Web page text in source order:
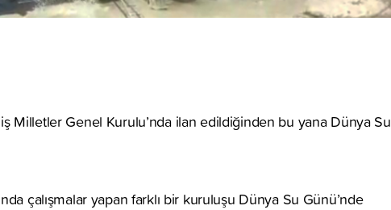
Milletler Genel Kurulu’nda ilan edildiğinden bu yana Dünya Su
çalışmalar yapan farklı bir kuruluşu Dünya Su Günü’nde